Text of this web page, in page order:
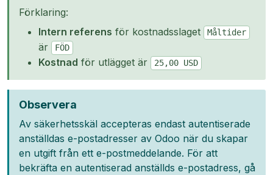
Förklaring:
Intern referens för kostnadsslaget Måltider
är FÖD
Kostnad för utlägget är 25,00 USD
Observera
Av säkerhetsskäl accepteras endast autentiserade
anställdas e-postadresser av Odoo när du skapar
en utgift från ett e-postmeddelande. För att
bekräfta en autentiserad anställds e-postadress, gå